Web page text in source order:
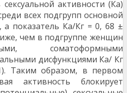
активности (Ка)
всех подгрупп основной
пока­затель Ка/Кг = 0, 68 ±
чем в подгруппе женщин
соматоформными
дисфункциями Ка/ Кг
Таким образом, в первом
актив­ность блокирует